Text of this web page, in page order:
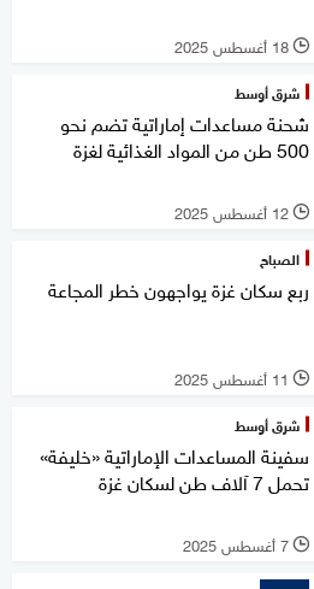
l 18 أغسطس 2025
شرق أوسط
شحنة مساعدات إماراتية تضم نحو
500 طن من المواد الغذائية لغزة
l 12 أغسطس 2025
الصباح
ربع سكان غزة يواجهون خطر المجاعة
l 11 أغسطس 2025
شرق أوسط
سفينة المساعدات الإماراتية «خليفة»
تحمل 7 آلاف طن لسكان غزة
l 7 أغسطس 2025